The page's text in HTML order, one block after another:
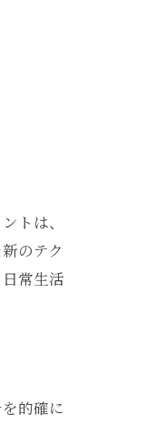
トは、
のテク
常生活
的確に